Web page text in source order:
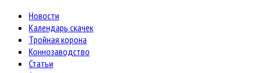
Новости
Календарь скачек
Тройная корона
Коннозаводство
Статьи